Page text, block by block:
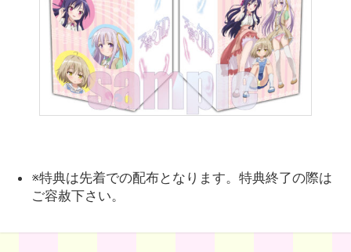
※特典は先着での配布となります。特典終了の際は
ご容赦下さい。